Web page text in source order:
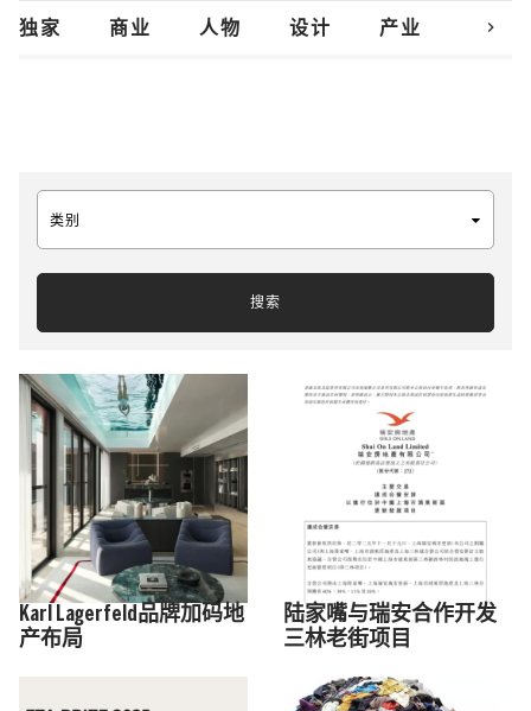
独家 商业 人物 设计 产业 创新
chevron_right
类别
搜索
Karl Lagerfeld品牌加码地
产布局
陆家嘴与瑞安合作开发
三林老街项目